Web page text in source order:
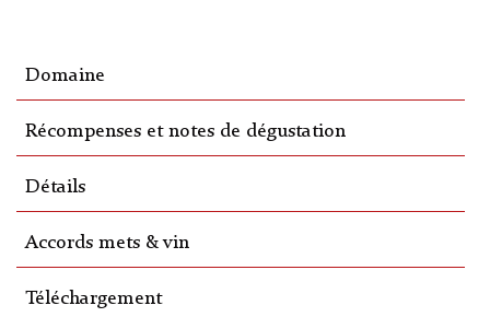
Domaine
Récompenses et notes de dégustation
Détails
Accords mets & vin
Téléchargement